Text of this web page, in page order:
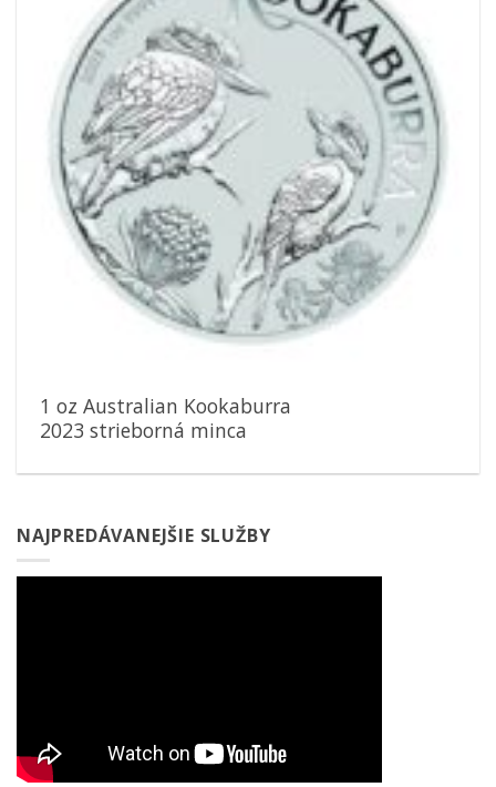
1 oz Australian Kookaburra
2023 strieborná minca
NAJPREDÁVANEJŠIE SLUŽBY